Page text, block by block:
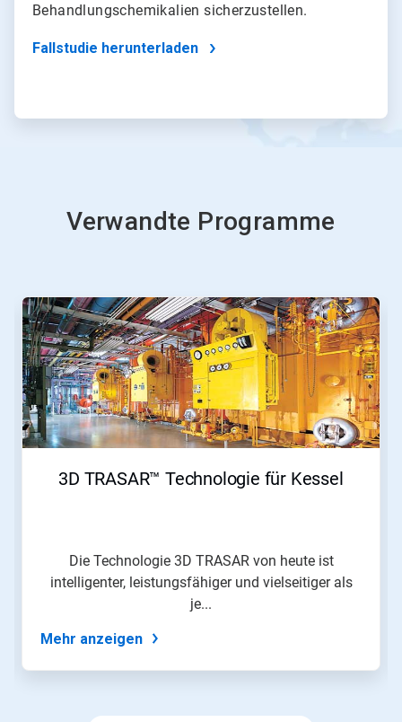
Behandlungschemikalien sicherzustellen.
Fallstudie herunterladen
Verwandte Programme
Dies
ist
ein
Karussell.
Nutzen
Sie
die
Schaltflächen
Weiter
und
Punkten
einer
3D TRASAR™ Technologie für Kessel
Die Technologie 3D TRASAR von heute ist
intelligenter, leistungsfähiger und vielseitiger als
je...
Mehr anzeigen